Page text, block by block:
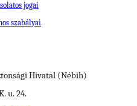
jogai
szabályai
Hivatal (Nébih)
u. 24.